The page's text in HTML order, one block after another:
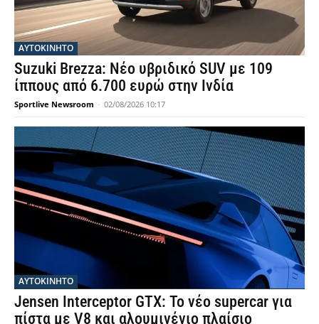
ΑΥΤΟΚΙΝΗΤΟ
Suzuki Brezza: Νέο υβριδικό SUV με 109
ίππους από 6.700 ευρώ στην Ινδία
Sportlive Newsroom - 02/08/2026 10:17
ΑΥΤΟΚΙΝΗΤΟ
Jensen Interceptor GTX: Το νέο supercar για
πίστα με V8 και αλουμινένιο πλαίσιο